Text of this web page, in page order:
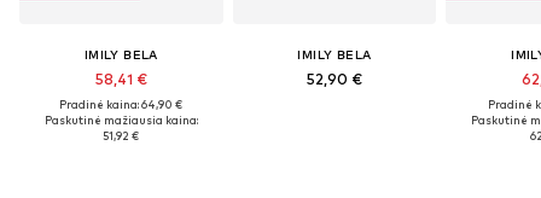
IMILY BELA
58,41 €
Pradinė kaina: 64,90 €
Paskutinė mažiausia kaina:
51,92 €
IMILY BELA
52,90 €
Pradinė
Paskutinė